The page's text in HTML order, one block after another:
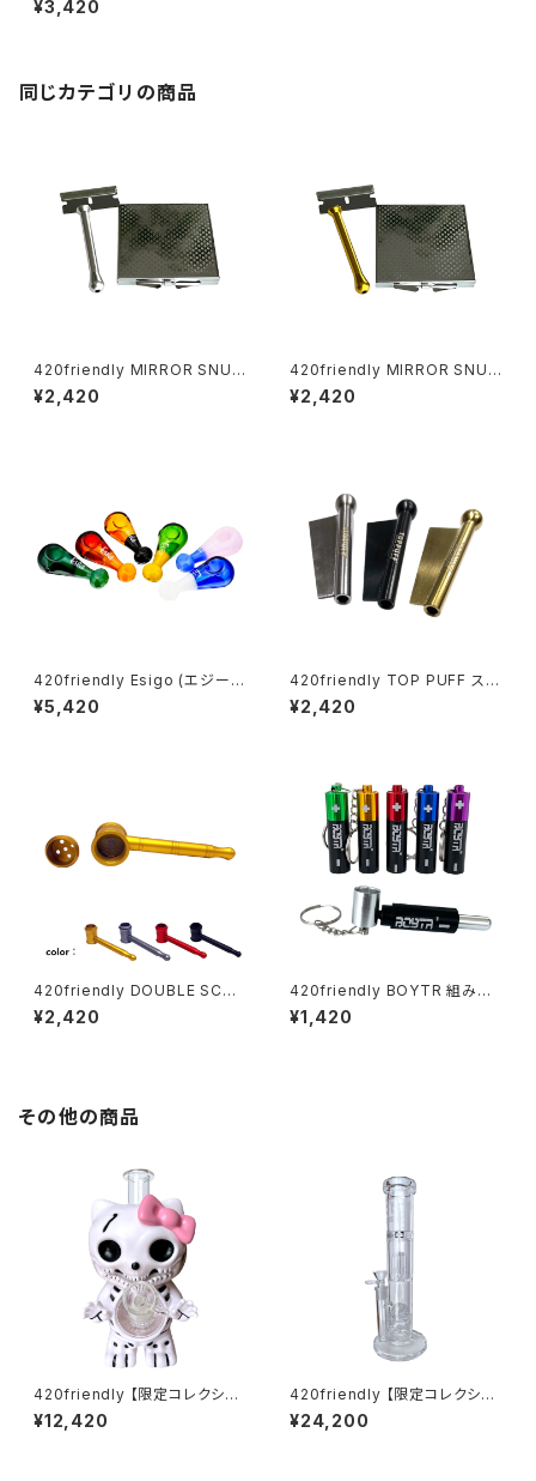
セット（アメリカ製）8cm
¥3,420
同じカテゴリの商品
420friendly MIRROR SNUF
F KIT (ミラースナッフキット)
¥2,420
420friendly MIRROR SNUF
F KIT (ミラースナッフキット)
¥2,420
420friendly Esigo (エジー
ゴ) - ミニスプーン ガラスパイプ
¥5,420
420friendly TOP PUFF スニ
ッフィング チューブ・ヘラ付き
¥2,420
420friendly DOUBLE SCRE
EN HAMMER(ダブルスクリー
ンハンマー)メタルパイプ
¥2,420
420friendly BOYTR 組み替
え式シークレットパイプ キーホ
ルダー
¥1,420
その他の商品
420friendly 【限定コレクショ
ン】Skull Cat Bong / スカルキ
ャットボング（約22cm）
¥12,420
420friendly 【限定コレクショ
ン】EG Glass - Double Perc
Straight Glass Bong / ガラス
¥24,200